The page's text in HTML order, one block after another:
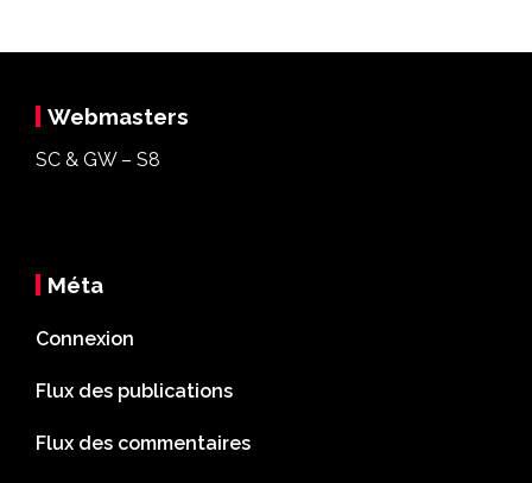
Webmasters
SC & GW – S8
Méta
Connexion
Flux des publications
Flux des commentaires